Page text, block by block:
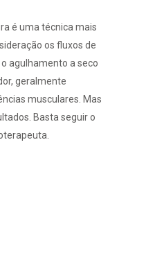
é uma técnica mais
os fluxos de
agulhamento a seco
geralmente
musculares. Mas
Basta seguir o